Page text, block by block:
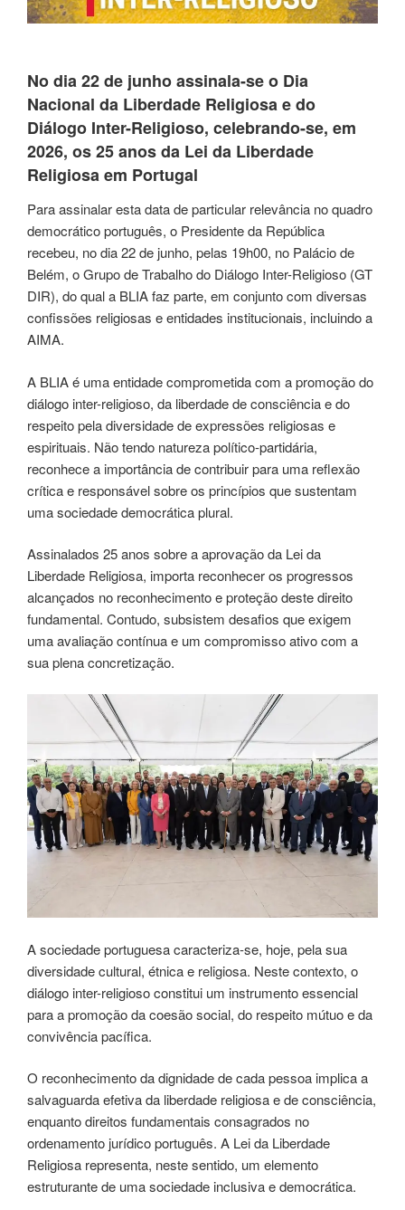
No dia 22 de junho assinala-se o Dia
Nacional da Liberdade Religiosa e do
Diálogo Inter-Religioso, celebrando-se, em
2026, os 25 anos da Lei da Liberdade
Religiosa em Portugal
Para assinalar esta data de particular relevância no quadro
democrático português, o Presidente da República
recebeu, no dia 22 de junho, pelas 19h00, no Palácio de
Belém, o Grupo de Trabalho do Diálogo Inter-Religioso (GT
DIR), do qual a BLIA faz parte, em conjunto com diversas
confissões religiosas e entidades institucionais, incluindo a
AIMA.
A BLIA é uma entidade comprometida com a promoção do
diálogo inter-religioso, da liberdade de consciência e do
respeito pela diversidade de expressões religiosas e
espirituais. Não tendo natureza político-partidária,
reconhece a importância de contribuir para uma reflexão
crítica e responsável sobre os princípios que sustentam
uma sociedade democrática plural.
Assinalados 25 anos sobre a aprovação da Lei da
Liberdade Religiosa, importa reconhecer os progressos
alcançados no reconhecimento e proteção deste direito
fundamental. Contudo, subsistem desafios que exigem
uma avaliação contínua e um compromisso ativo com a
sua plena concretização.
A sociedade portuguesa caracteriza-se, hoje, pela sua
diversidade cultural, étnica e religiosa. Neste contexto, o
diálogo inter-religioso constitui um instrumento essencial
para a promoção da coesão social, do respeito mútuo e da
convivência pacífica.
O reconhecimento da dignidade de cada pessoa implica a
salvaguarda efetiva da liberdade religiosa e de consciência,
enquanto direitos fundamentais consagrados no
ordenamento jurídico português. A Lei da Liberdade
Religiosa representa, neste sentido, um elemento
estruturante de uma sociedade inclusiva e democrática.